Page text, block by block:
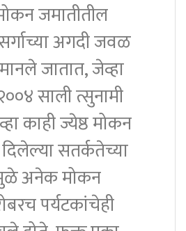
जमातीतील
अगदी जवळ
जातात, जेव्हा
साली त्सुनामी
काही ज्येष्ठ मोकन
सतर्कतेच्या
अनेक मोकन
पर्यटकांचेही